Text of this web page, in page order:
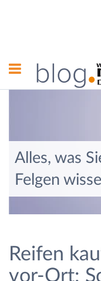
Alles, was
Felgen
Reifen
vor-Ort: